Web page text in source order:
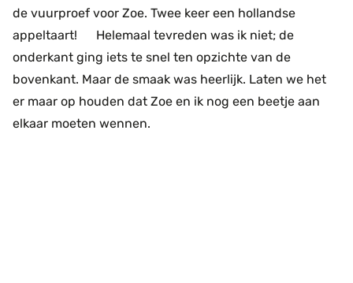
de vuurproef voor Zoe. Twee keer een hollandse
appeltaart! Helemaal tevreden was ik niet; de
onderkant ging iets te snel ten opzichte van de
bovenkant. Maar de smaak was heerlijk. Laten we het
er maar op houden dat Zoe en ik nog een beetje aan
elkaar moeten wennen.